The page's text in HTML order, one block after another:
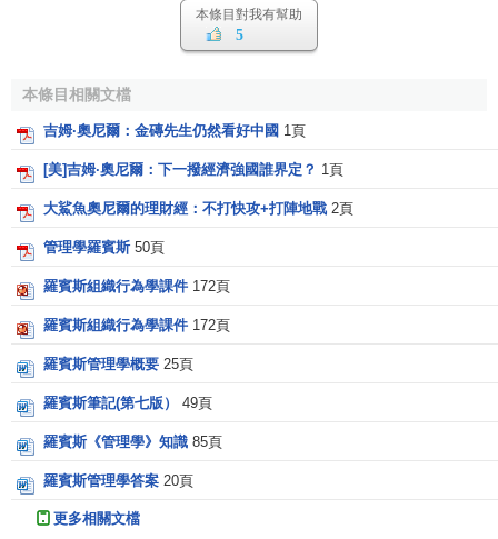
羅賓斯的主要的著作有：
<<論經濟科學的性質與意義>>（1932年）
<<大蕭條>>（1934年）
<<經濟計劃和國際秩序>>（1937年）
<<階級衝突的經濟根源>>（1939年）
<<戰爭的經濟原因>>（1939年）
<<和平與戰爭時期的經濟問題>>（1947年）
<<英國古典政治經濟學的濟政策理論>>（1952年）
<<經濟思想中的經濟發展理論>>（1968年）
<<現代經濟理論的演變>>（1970年）
<<反通貨膨脹>>（1979年）等
本條目對我有幫助
5
本條目相關文檔
吉姆·奧尼爾：金磚先生仍然看好中國 1頁
[美]吉姆·奧尼爾：下一撥經濟強國誰界定？ 1頁
大鯊魚奧尼爾的理財經：不打快攻+打陣地戰 2頁
管理學羅賓斯 50頁
羅賓斯組織行為學課件 172頁
羅賓斯組織行為學課件 172頁
羅賓斯管理學概要 25頁
羅賓斯筆記(第七版） 49頁
羅賓斯《管理學》知識 85頁
羅賓斯管理學答案 20頁
更多相關文檔